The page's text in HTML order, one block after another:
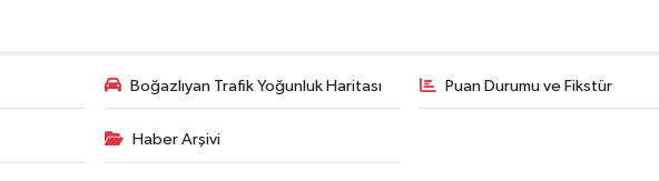
Boğazlıyan Trafik Yoğunluk Haritası Puan Durumu ve Fikstür
Haber Arşivi